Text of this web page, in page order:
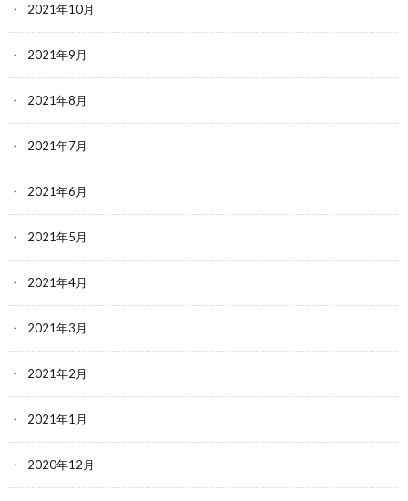
2021年10月
2021年9月
2021年8月
2021年7月
2021年6月
2021年5月
2021年4月
2021年3月
2021年2月
2021年1月
2020年12月